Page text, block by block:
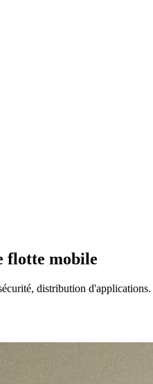
flotte mobile
distribution